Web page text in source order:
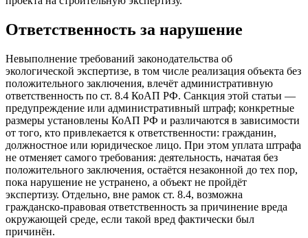
Ответственность за нарушение
Невыполнение требований законодательства об
экологической экспертизе, в том числе реализация объекта без
положительного заключения, влечёт административную
ответственность по ст. 8.4 КоАП РФ. Санкция этой статьи —
предупреждение или административный штраф; конкретные
размеры установлены КоАП РФ и различаются в зависимости
от того, кто привлекается к ответственности: гражданин,
должностное или юридическое лицо. При этом уплата штрафа
не отменяет самого требования: деятельность, начатая без
положительного заключения, остаётся незаконной до тех пор,
пока нарушение не устранено, а объект не пройдёт
экспертизу. Отдельно, вне рамок ст. 8.4, возможна
гражданско-правовая ответственность за причинение вреда
окружающей среде, если такой вред фактически был
причинён.